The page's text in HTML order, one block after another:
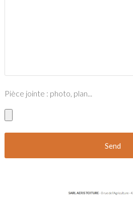
Pièce jointe : photo, plan...